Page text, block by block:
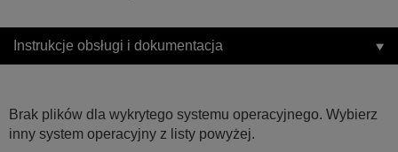
Instrukcje obsługi i dokumentacja
Brak plików dla wykrytego systemu operacyjnego. Wybierz
inny system operacyjny z listy powyżej.